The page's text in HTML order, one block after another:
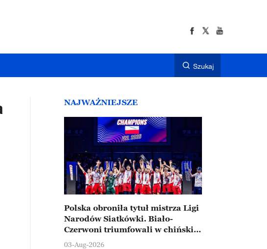
Szukaj
NAJWAŻNIEJSZE
Polska obroniła tytuł mistrza Ligi
Narodów Siatkówki. Biało-
Czerwoni triumfowali w chińskim
Ningbo
03-Aug-2026